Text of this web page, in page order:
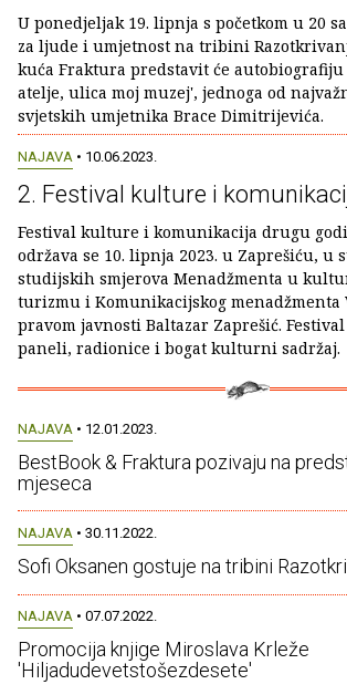
U ponedjeljak 19. lipnja s početkom u 20
za ljude i umjetnost na tribini
kuća Fraktura predstavit će
atelje, ulica moj muzej', jednoga od
svjetskih umjetnika Brace Dimitrijevića.
NAJAVA • 10.06.2023.
2. Festival kulture i
Festival kulture i komunikacija drugu
održava se 10. lipnja 2023. u Zaprešiću, u
studijskih smjerova Menadžmenta u
turizmu i Komunikacijskog menadžmenta
pravom javnosti Baltazar Zaprešić.
paneli, radionice i bogat kulturni sadržaj.
NAJAVA • 12.01.2023.
BestBook & Fraktura pozivaju na
mjeseca
NAJAVA • 30.11.2022.
Sofi Oksanen gostuje na tribini
NAJAVA • 07.07.2022.
Promocija knjige Miroslava Krleže
'Hiljadudevetstošezdesete'